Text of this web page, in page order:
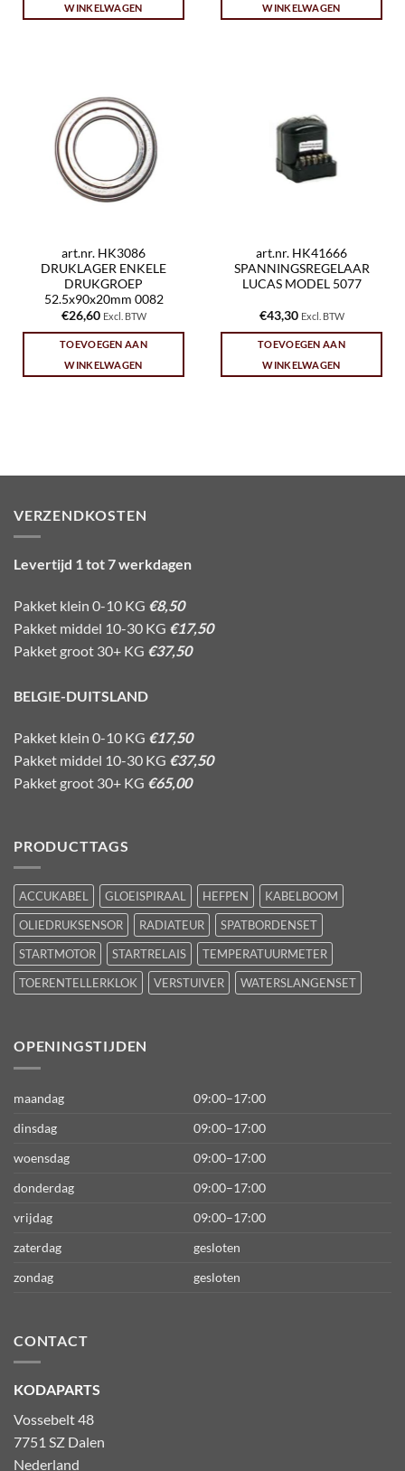
WINKELWAGEN
WINKELWAGEN
art.nr. HK3086
DRUKLAGER ENKELE
DRUKGROEP
52.5x90x20mm 0082
€26,60 Excl. BTW
TOEVOEGEN AAN
WINKELWAGEN
art.nr. HK41666
SPANNINGSREGELAAR
LUCAS MODEL 5077
€43,30 Excl. BTW
TOEVOEGEN AAN
WINKELWAGEN
VERZENDKOSTEN
Levertijd 1 tot 7 werkdagen
Pakket klein 0-10 KG €8,50
Pakket middel 10-30 KG €17,50
Pakket groot 30+ KG €37,50
BELGIE-DUITSLAND
Pakket klein 0-10 KG €17,50
Pakket middel 10-30 KG €37,50
Pakket groot 30+ KG €65,00
PRODUCTTAGS
ACCUKABEL GLOEISPIRAAL HEFPEN
KABELBOOM
OLIEDRUKSENSOR
RADIATEUR
SPATBORDENSET
STARTMOTOR
STARTRELAIS
TEMPERATUURMETER
TOERENTELLERKLOK
VERSTUIVER WATERSLANGENSET
OPENINGSTIJDEN
maandag
09:00–17:00
dinsdag
09:00–17:00
woensdag
09:00–17:00
donderdag
09:00–17:00
vrijdag
09:00–17:00
zaterdag
gesloten
zondag
gesloten
CONTACT
KODAPARTS
Vossebelt 48
7751 SZ Dalen
Nederland